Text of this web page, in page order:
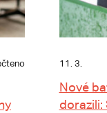
11. 3.
Nové
dorazili: